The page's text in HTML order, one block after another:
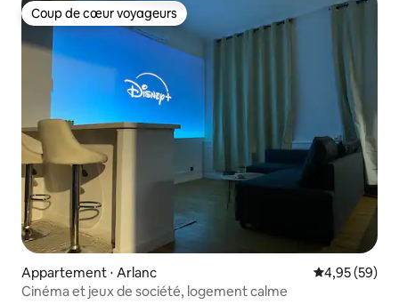
Coup de cœur voyageurs
Coup de cœur voyageurs
Appartement ⋅ Arlanc Évaluation
4,95 (59)
Cinéma et jeux de société, logement calme